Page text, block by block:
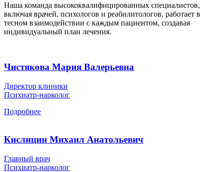
Наша команда высококвалифицированных специалистов,
включая врачей, психологов и реабилитологов, работает в
тесном взаимодействии с каждым пациентом, создавая
индивидуальный план лечения.
Чистякова Мария Валерьевна
Директор клиники
Психиатр-нарколог
Подробнее
Кислицин Михаил Анатольевич
Главный врач
Психиатр-нарколог